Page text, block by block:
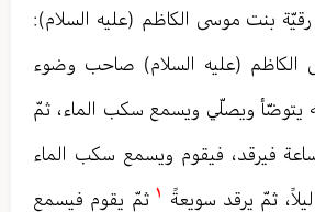
بنت موسى الكاظم (عليه السلام):
(عليه السلام) صاحب وضوء
يتوضّأ ويصلّي ويسمع سكب الماء، ثمّ
فيرقد، فيقوم ويسمع سكب الماء
ثمّ يرقد سويعةً ١ثمّ يقوم فيسمع